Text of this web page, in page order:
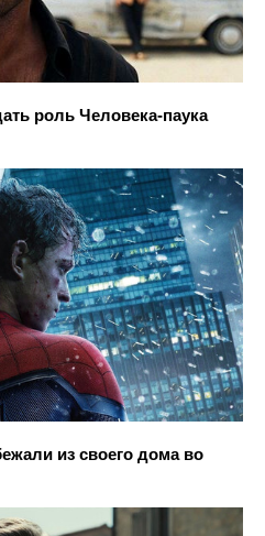
роль Человека-паука
из своего дома во